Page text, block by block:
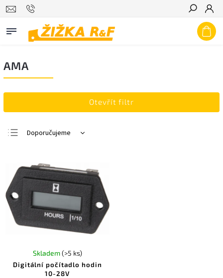
Hledat
AMA
Otevřít filtr
Doporučujeme
Nejdražší
Nejprodávanější
Abecedně
Digitální počítadlo hodin
10-28V
Skladem(>5 ks)